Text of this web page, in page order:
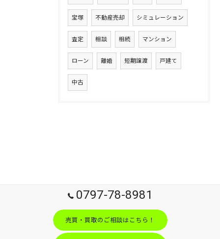
宝塚 不動産売却 シミュレーション
査定 相談 相続 マンション
ローン 離婚 短期譲渡 戸建て
中古
0797-78-8981
売買・買取のご相談はこちら！